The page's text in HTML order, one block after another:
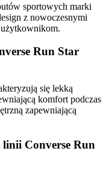
sportowych marki
z nowoczesnymi
Run Star
się lekką
komfort podczas
zapewniającą
linii Converse Run